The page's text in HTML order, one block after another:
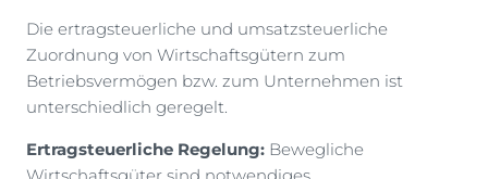
Die ertragsteuerliche und umsatzsteuerliche
Zuordnung von Wirtschaftsgütern zum
Betriebsvermögen bzw. zum Unternehmen ist
unterschiedlich geregelt.
Ertragsteuerliche Regelung: Bewegliche